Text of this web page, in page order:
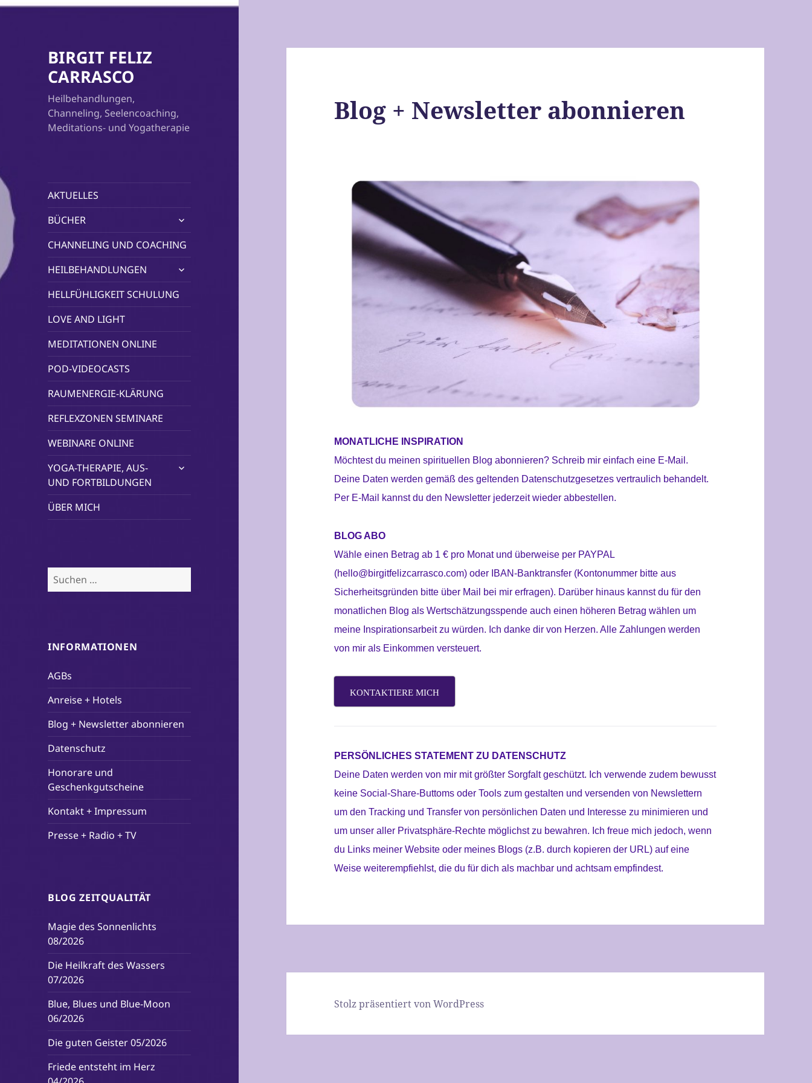
BIRGIT FELIZ
CARRASCO
Heilbehandlungen,
Channeling, Seelencoaching,
Meditations- und Yogatherapie
AKTUELLES
BÜCHER
untermenü
CHANNELING UND COACHING
HEILBEHANDLUNGEN
untermenü
öffnen
HELLFÜHLIGKEIT SCHULUNG
LOVE AND LIGHT
MEDITATIONEN ONLINE
POD-VIDEOCASTS
RAUMENERGIE-KLÄRUNG
REFLEXZONEN SEMINARE
WEBINARE ONLINE
YOGA-THERAPIE, AUS-
UND FORTBILDUNGEN
untermenü
ÜBER MICH
Suchen
nach:
INFORMATIONEN
AGBs
Anreise + Hotels
Blog + Newsletter abonnieren
Datenschutz
Honorare und
Geschenkgutscheine
Kontakt + Impressum
Presse + Radio + TV
BLOG ZEITQUALITÄT
Magie des Sonnenlichts
08/2026
Die Heilkraft des Wassers
07/2026
Blue, Blues und Blue-Moon
06/2026
Die guten Geister 05/2026
Friede entsteht im Herz
Blog + Newsletter abonnieren
MONATLICHE INSPIRATION
Möchtest du meinen spirituellen Blog abonnieren? Schreib mir einfach eine E-Mail.
Deine Daten werden gemäß des geltenden Datenschutzgesetzes vertraulich behandelt.
Per E-Mail kannst du den Newsletter jederzeit wieder abbestellen.
BLOG ABO
Wähle einen Betrag ab 1 € pro Monat und überweise per PAYPAL
(hello@birgitfelizcarrasco.com) oder IBAN-Banktransfer (Kontonummer bitte aus
Sicherheitsgründen bitte über Mail bei mir erfragen). Darüber hinaus kannst du für den
monatlichen Blog als Wertschätzungsspende auch einen höheren Betrag wählen um
meine Inspirationsarbeit zu würden. Ich danke dir von Herzen. Alle Zahlungen werden
von mir als Einkommen versteuert.
KONTAKTIERE MICH
PERSÖNLICHES STATEMENT ZU DATENSCHUTZ
Deine Daten werden von mir mit größter Sorgfalt geschützt. Ich verwende zudem bewusst
keine Social-Share-Buttoms oder Tools zum gestalten und versenden von Newslettern
um den Tracking und Transfer von persönlichen Daten und Interesse zu minimieren und
um unser aller Privatsphäre-Rechte möglichst zu bewahren. Ich freue mich jedoch, wenn
du Links meiner Website oder meines Blogs (z.B. durch kopieren der URL) auf eine
Weise weiterempfiehlst, die du für dich als machbar und achtsam empfindest.
Stolz präsentiert von WordPress